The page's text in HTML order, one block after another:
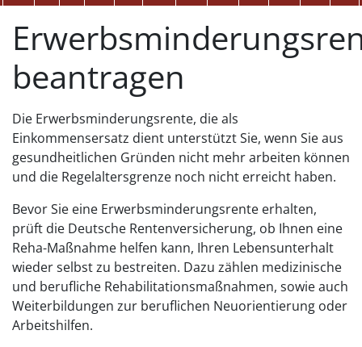
beantragen
Die Erwerbsminderungsrente, die als
Einkommensersatz dient unterstützt Sie, wenn Sie aus
gesundheitlichen Gründen nicht mehr arbeiten können
und die Regelaltersgrenze noch nicht erreicht haben.
Bevor Sie eine Erwerbsminderungsrente erhalten,
prüft die Deutsche Rentenversicherung, ob Ihnen eine
Reha-Maßnahme helfen kann, Ihren Lebensunterhalt
wieder selbst zu bestreiten. Dazu zählen medizinische
und berufliche Rehabilitationsmaßnahmen, sowie auch
Weiterbildungen zur beruflichen Neuorientierung oder
Arbeitshilfen.